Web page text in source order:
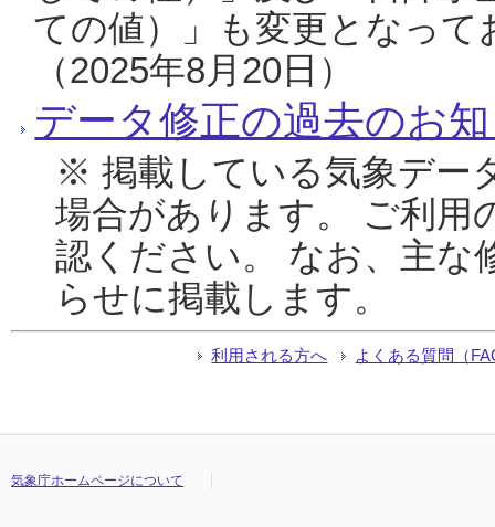
ての値）」も変更となっ
（2025年8月20日）
データ修正の過去のお
※ 掲載している気象デー
場合があります。 ご利用
認ください。 なお、主な
らせに掲載します。
利用される方へ よくある質問（
気象庁ホームページについて